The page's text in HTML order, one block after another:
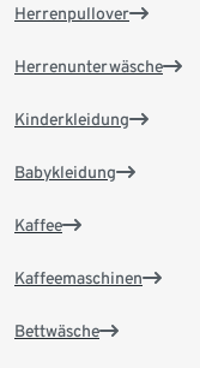
Herrenpullover
Herrenunterwäsche
Kinderkleidung
Babykleidung
Kaffee
Kaffeemaschinen
Bettwäsche